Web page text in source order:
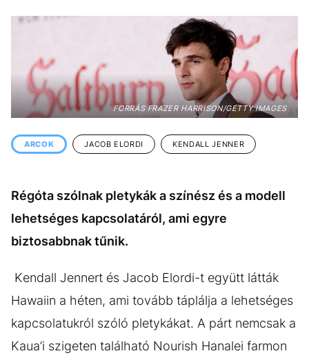
DESIGN
BESZÉLGETÉSEK ARCOK
VIDEÓ TÖRTÉNETEK
GASZTRO
FORRÁS FRAZER HARRISON/GETTY IMAGES
ARCOK JACOB ELORDI KENDALL JENNER
Régóta szólnak pletykák a színész és a modell
lehetséges kapcsolatáról, ami egyre
biztosabbnak tűnik.
Kendall Jennert és Jacob Elordi-t együtt látták
Hawaiin a héten, ami tovább táplálja a lehetséges
kapcsolatukról szóló pletykákat. A párt nemcsak a
Kaua’i szigeten található Nourish Hanalei farmon